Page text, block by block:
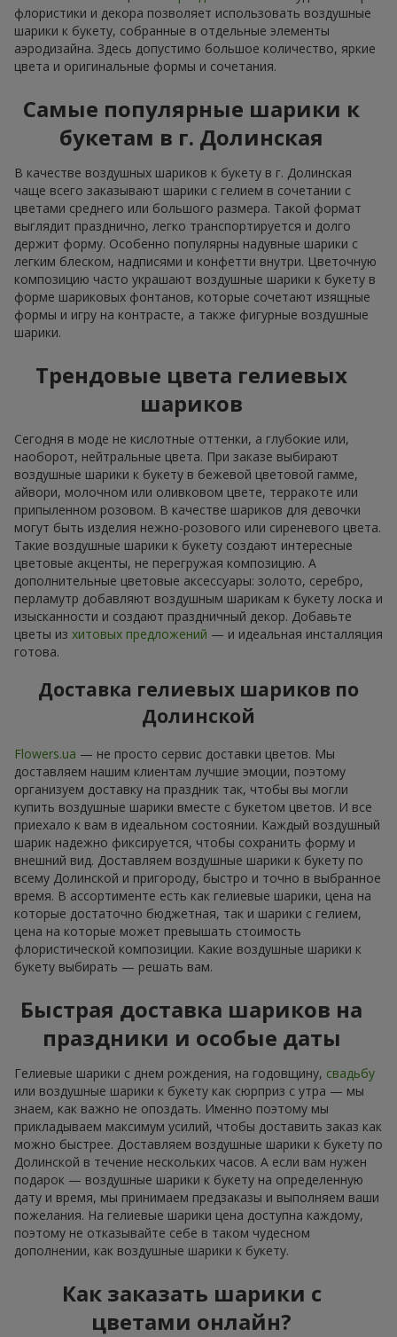
флористики и декора позволяет использовать воздушные
шарики к букету, собранные в отдельные элементы
аэродизайна. Здесь допустимо большое количество, яркие
цвета и оригинальные формы и сочетания.
Самые популярные шарики к
букетам в г. Долинская
В качестве воздушных шариков к букету в г. Долинская
чаще всего заказывают шарики с гелием в сочетании с
цветами среднего или большого размера. Такой формат
выглядит празднично, легко транспортируется и долго
держит форму. Особенно популярны надувные шарики с
легким блеском, надписями и конфетти внутри. Цветочную
композицию часто украшают воздушные шарики к букету в
форме шариковых фонтанов, которые сочетают изящные
формы и игру на контрасте, а также фигурные воздушные
шарики.
Трендовые цвета гелиевых
шариков
Сегодня в моде не кислотные оттенки, а глубокие или,
наоборот, нейтральные цвета. При заказе выбирают
воздушные шарики к букету в бежевой цветовой гамме,
айвори, молочном или оливковом цвете, терракоте или
припыленном розовом. В качестве шариков для девочки
могут быть изделия нежно-розового или сиреневого цвета.
Такие воздушные шарики к букету создают интересные
цветовые акценты, не перегружая композицию. А
дополнительные цветовые аксессуары: золото, серебро,
перламутр добавляют воздушным шарикам к букету лоска и
изысканности и создают праздничный декор. Добавьте
цветы из хитовых предложений — и идеальная инсталляция
готова.
Доставка гелиевых шариков по
Долинской
Flowers.ua — не просто сервис доставки цветов. Мы
доставляем нашим клиентам лучшие эмоции, поэтому
организуем доставку на праздник так, чтобы вы могли
купить воздушные шарики вместе с букетом цветов. И все
приехало к вам в идеальном состоянии. Каждый воздушный
шарик надежно фиксируется, чтобы сохранить форму и
внешний вид. Доставляем воздушные шарики к букету по
всему Долинской и пригороду, быстро и точно в выбранное
время. В ассортименте есть как гелиевые шарики, цена на
которые достаточно бюджетная, так и шарики с гелием,
цена на которые может превышать стоимость
флористической композиции. Какие воздушные шарики к
букету выбирать — решать вам.
Быстрая доставка шариков на
праздники и особые даты
Гелиевые шарики с днем рождения, на годовщину, свадьбу
или воздушные шарики к букету как сюрприз с утра — мы
знаем, как важно не опоздать. Именно поэтому мы
прикладываем максимум усилий, чтобы доставить заказ как
можно быстрее. Доставляем воздушные шарики к букету по
Долинской в течение нескольких часов. А если вам нужен
подарок — воздушные шарики к букету на определенную
дату и время, мы принимаем предзаказы и выполняем ваши
пожелания. На гелиевые шарики цена доступна каждому,
поэтому не отказывайте себе в таком чудесном
дополнении, как воздушные шарики к букету.
Как заказать шарики с
цветами онлайн?